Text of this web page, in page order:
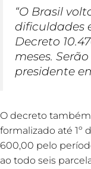
“O Brasil
dificuldades
Decreto
meses.
presidente
O decreto
formalizado até 1º
600,00 pelo
ao todo seis